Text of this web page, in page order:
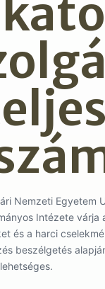
Nemzeti Egyetem
Intézete várja
és a harci
beszélgetés